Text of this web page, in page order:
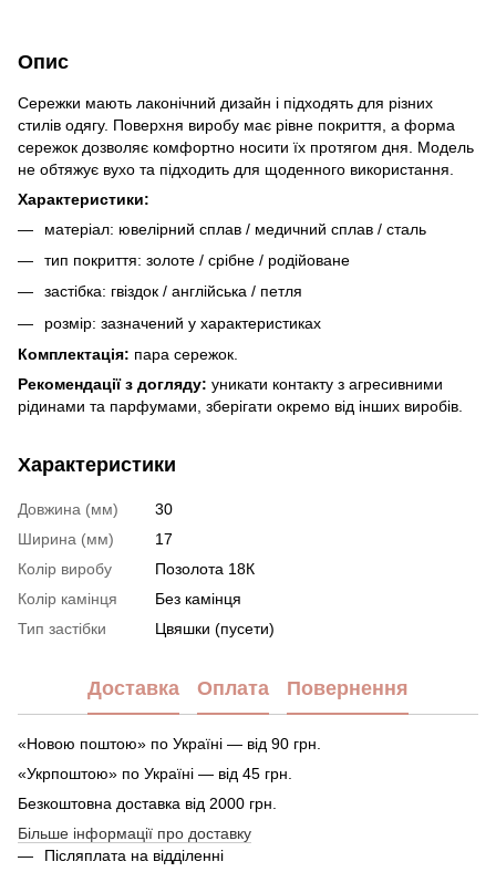
Опис
Сережки мають лаконічний дизайн і підходять для різних
стилів одягу. Поверхня виробу має рівне покриття, а форма
сережок дозволяє комфортно носити їх протягом дня. Модель
не обтяжує вухо та підходить для щоденного використання.
Характеристики:
матеріал: ювелірний сплав / медичний сплав / сталь
тип покриття: золоте / срібне / родійоване
застібка: гвіздок / англійська / петля
розмір: зазначений у характеристиках
Комплектація: пара сережок.
Рекомендації з догляду: уникати контакту з агресивними
рідинами та парфумами, зберігати окремо від інших виробів.
Характеристики
Довжина (мм)
30
Ширина (мм)
17
Колір виробу
Позолота 18К
Колір камінця
Без камінця
Тип застібки
Цвяшки (пусети)
Доставка Оплата Повернення
«Новою поштою» по Україні — від 90 грн.
«Укрпоштою» по Україні — від 45 грн.
Безкоштовна доставка від 2000 грн.
Більше інформації про доставку
Післяплата на відділенні